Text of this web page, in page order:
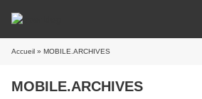
Accueil » MOBILE.ARCHIVES
MOBILE.ARCHIVES